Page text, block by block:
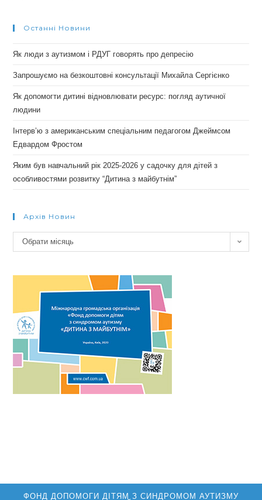
Останні Новини
Як люди з аутизмом і РДУГ говорять про депресію
Запрошуємо на безкоштовні консультації Михайла Сергієнко
Як допомогти дитині відновлювати ресурс: погляд аутичної
людини
Інтерв’ю з американським спеціальним педагогом Джеймсом
Едвардом Фростом
Яким був навчальний рік 2025-2026 у садочку для дітей з
особливостями розвитку “Дитина з майбутнім”
Архів Новин
Архів
новин
Обрати місяць
ФОНД ДОПОМОГИ ДІТЯМ З СИНДРОМОМ АУТИЗМУ